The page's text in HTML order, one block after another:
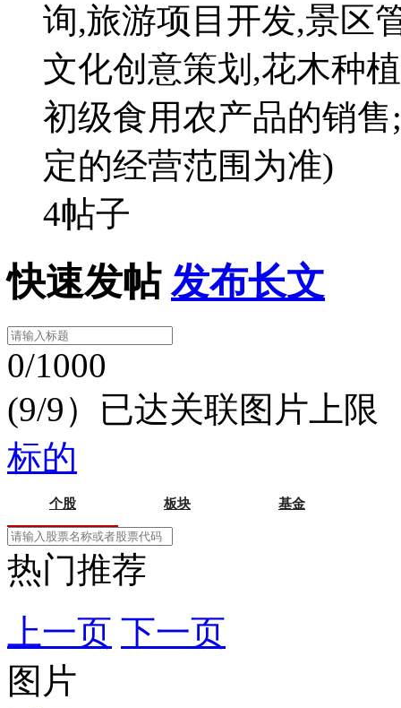
询,旅游项目开发,景区
文化创意策划,花木种
初级食用农产品的销
定的经营范围为准)
4帖子
快速发帖 发布长文
0/1000
(9/9）已达关联图片上限
标的
个股 板块 基金
热门推荐
上一页 下一页
图片